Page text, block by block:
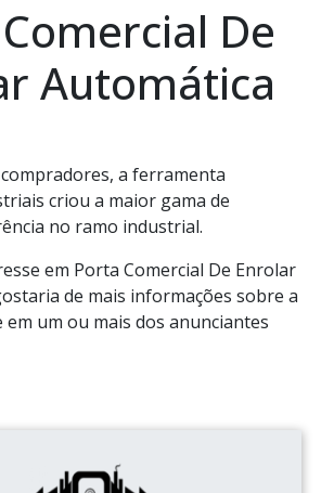
De
Automática
a ferramenta
criou a maior gama de
no ramo industrial.
em Porta Comercial De Enrolar
de mais informações sobre a
em um ou mais dos anunciantes